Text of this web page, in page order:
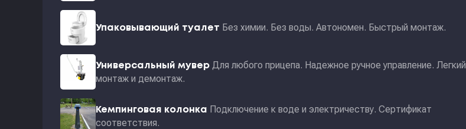
Упаковывающий туалет Без химии. Без воды. Автономен. Быстрый монтаж.
Универсальный мувер Для любого прицепа. Надежное ручное управление. Легкий
монтаж и демонтаж.
Кемпинговая колонка Подключение к воде и электричеству. Сертификат
соответствия.